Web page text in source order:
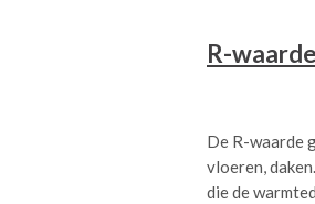
R-
De R-waarde
vloeren,
die de